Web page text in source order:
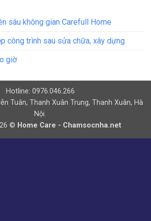
sâu không gian Carefull Home
công trình sau sửa chữa, xây dựng
giờ
Hotline: 0976.046.266
Tuân, Thanh Xuân Trung, Thanh Xuân, Hà
Nội.
© Home Care - Chamsocnha.net